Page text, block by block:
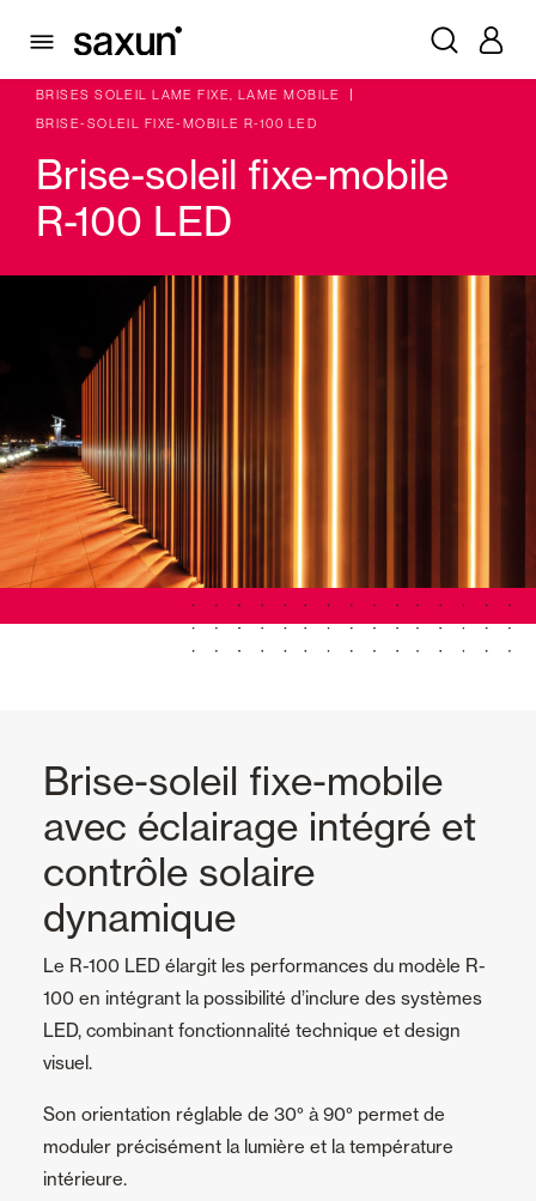
PRODUITS
BRISES SOLEIL LAME FIXE, LAME MOBILE
BRISE-SOLEIL FIXE-MOBILE R-100 LED
Brise-soleil fixe-mobile
R-100 LED
Brise-soleil fixe-mobile
avec éclairage intégré et
contrôle solaire
dynamique
Le R-100 LED élargit les performances du modèle R-
100 en intégrant la possibilité d’inclure des systèmes
LED, combinant fonctionnalité technique et design
visuel.
Son orientation réglable de 30° à 90° permet de
moduler précisément la lumière et la température
intérieure.